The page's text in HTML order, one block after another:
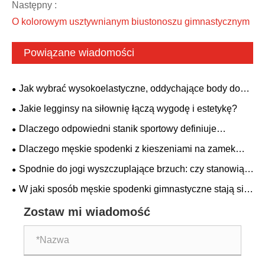
Następny :
O kolorowym usztywnianym biustonoszu gimnastycznym
Powiązane wiadomości
Jak wybrać wysokoelastyczne, oddychające body do
jogi? Model bez pleców z wyściełanym biustonoszem jest
odpowiedni dla wszystkich potrzeb fitness.
Jakie legginsy na siłownię łączą wygodę i estetykę?
Dlaczego odpowiedni stanik sportowy definiuje
wydajność Twojej odzieży sportowej?
Dlaczego męskie spodenki z kieszeniami na zamek
błyskawiczny stają się koniecznością dla współczesnych
mężczyzn?
Spodnie do jogi wyszczuplające brzuch: czy stanowią
idealne połączenie wygody i stylu?
W jaki sposób męskie spodenki gimnastyczne stają się
Zostaw mi wiadomość